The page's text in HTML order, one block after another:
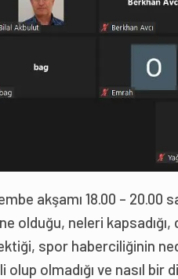
akşamı 18.00 –
olduğu, neleri kapsadığı,
spor haberciliğinin
olup olmadığı ve nasıl